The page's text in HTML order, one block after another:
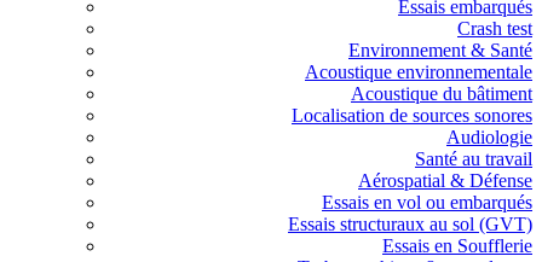
Essais embarqués
Crash test
Environnement & Santé
Acoustique environnementale
Acoustique du bâtiment
Localisation de sources sonores
Audiologie
Santé au travail
Aérospatial & Défense
Essais en vol ou embarqués
Essais structuraux au sol (GVT)
Essais en Soufflerie